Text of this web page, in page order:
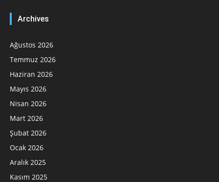
Archives
Ağustos 2026
Temmuz 2026
Haziran 2026
Mayıs 2026
Nisan 2026
Mart 2026
Şubat 2026
Ocak 2026
Aralık 2025
Kasım 2025